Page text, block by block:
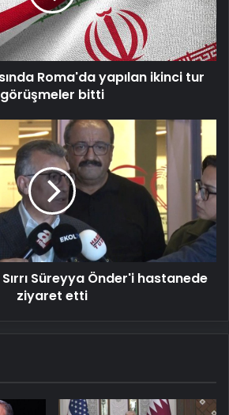
Roma'da yapılan ikinci tur
görüşmeler bitti
Süreyya Önder'i hastanede
ziyaret etti